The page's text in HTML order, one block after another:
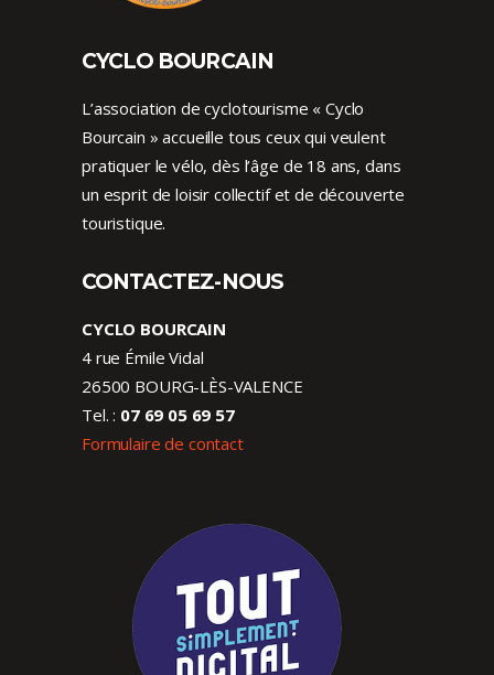
CYCLO BOURCAIN
L’association de cyclotourisme « Cyclo
Bourcain » accueille tous ceux qui veulent
pratiquer le vélo, dès l’âge de 18 ans, dans
un esprit de loisir collectif et de découverte
touristique.
CONTACTEZ-NOUS
CYCLO BOURCAIN
4 rue Émile Vidal
26500 BOURG-LÈS-VALENCE
Tel. : 07 69 05 69 57
Formulaire de contact